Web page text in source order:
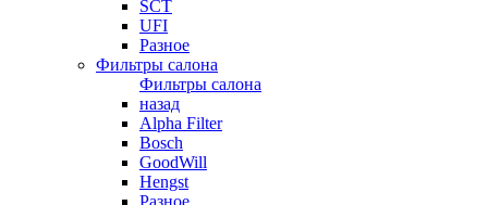
SCT
UFI
Разное
Фильтры салона
Фильтры салона
назад
Alpha Filter
Bosch
GoodWill
Hengst
Разное